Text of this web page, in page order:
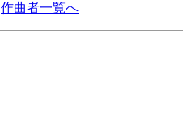
作曲者一覧へ